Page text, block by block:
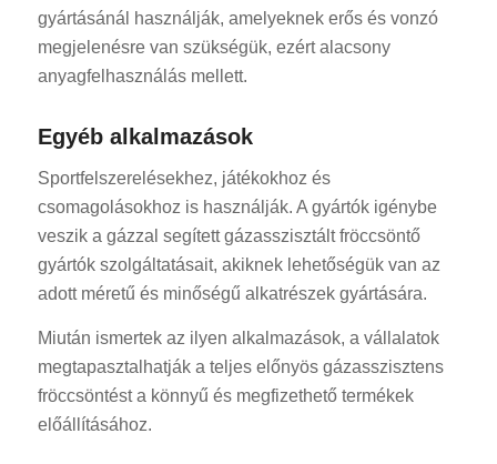
gyártásánál használják, amelyeknek erős és vonzó
megjelenésre van szükségük, ezért alacsony
anyagfelhasználás mellett.
Egyéb alkalmazások
Sportfelszerelésekhez, játékokhoz és
csomagolásokhoz is használják. A gyártók igénybe
veszik a gázzal segített gázasszisztált fröccsöntő
gyártók szolgáltatásait, akiknek lehetőségük van az
adott méretű és minőségű alkatrészek gyártására.
Miután ismertek az ilyen alkalmazások, a vállalatok
megtapasztalhatják a teljes előnyös gázasszisztens
fröccsöntést a könnyű és megfizethető termékek
előállításához.